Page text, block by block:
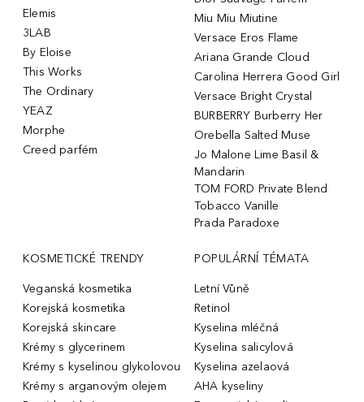
Elemis
3LAB
By Eloise
This Works
The Ordinary
YEAZ
Morphe
Creed parfém
Miu Miu Miutine
Versace Eros Flame
Ariana Grande Cloud
Carolina Herrera Good Girl
Versace Bright Crystal
BURBERRY Burberry Her
Orebella Salted Muse
Jo Malone Lime Basil &
Mandarin
TOM FORD Private Blend
Tobacco Vanille
Prada Paradoxe
KOSMETICKÉ TRENDY
Veganská kosmetika
Korejská kosmetika
Korejská skincare
Krémy s glycerinem
Krémy s kyselinou glykolovou
Krémy s arganovým olejem
POPULÁRNÍ TÉMATA
Letní Vůně
Retinol
Kyselina mléčná
Kyselina salicylová
Kyselina azelaová
AHA kyseliny